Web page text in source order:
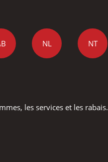
NL NT
les services et les rabais.